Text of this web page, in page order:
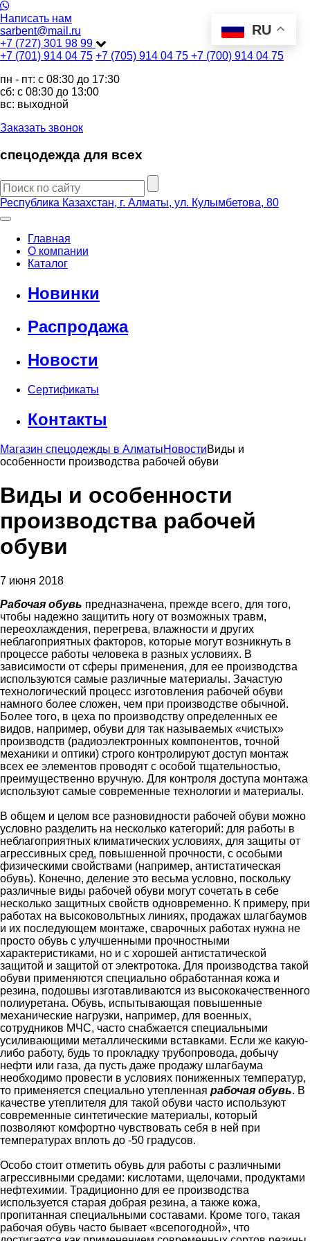
Написать нам
sarbent@mail.ru
+7 (727) 301 98 99
+7 (701) 914 04 75 +7 (705) 914 04 75 +7 (700) 914 04 75
пн - пт: c 08:30 до 17:30
сб: c 08:30 до 13:00
вс: выходной
Заказать звонок
спецодежда для всех
Республика Казахстан, г. Алматы, ул. Кулымбетова, 80
Главная
О компании
Каталог
Новинки
Распродажа
Новости
Сертификаты
Контакты
Магазин спецодежды в АлматыНовостиВиды и
особенности производства рабочей обуви
Виды и особенности
производства рабочей
обуви
7 июня 2018
Рабочая обувь предназначена, прежде всего, для того,
чтобы надежно защитить ногу от возможных травм,
переохлаждения, перегрева, влажности и других
неблагоприятных факторов, которые могут возникнуть в
процессе работы человека в разных условиях. В
зависимости от сферы применения, для ее производства
используются самые различные материалы. Зачастую
технологический процесс изготовления рабочей обуви
намного более сложен, чем при производстве обычной.
Более того, в цеха по производству определенных ее
видов, например, обуви для так называемых «чистых»
производств (радиоэлектронных компонентов, точной
механики и оптики) строго контролируют доступ монтаж
всех ее элементов проводят с особой тщательностью,
преимущественно вручную. Для контроля доступа монтажа
используют самые современные технологии и материалы.
В общем и целом все разновидности рабочей обуви можно
условно разделить на несколько категорий: для работы в
неблагоприятных климатических условиях, для защиты от
агрессивных сред, повышенной прочности, с особыми
физическими свойствами (например, антистатическая
обувь). Конечно, деление это весьма условно, поскольку
различные виды рабочей обуви могут сочетать в себе
несколько защитных свойств одновременно. К примеру, при
работах на высоковольтных линиях, продажах шлагбаумов
и их последующем монтаже, сварочных работах нужна не
просто обувь с улучшенными прочностными
характеристиками, но и с хорошей антистатической
защитой и защитой от электротока. Для производства такой
обуви применяются специально обработанная кожа и
резина, подошвы изготавливаются из высококачественного
полиуретана. Обувь, испытывающая повышенные
механические нагрузки, например, для военных,
сотрудников МЧС, часто снабжается специальными
усиливающими металлическими вставками. Если же какую-
либо работу, будь то прокладку трубопровода, добычу
нефти или газа, да пусть даже продажу шлагбаума
необходимо провести в условиях пониженных температур,
то применяется специально утепленная рабочая обувь. В
качестве утеплителя для такой обуви часто используют
современные синтетические материалы, который
позволяют комфортно чувствовать себя в ней при
температурах вплоть до -50 градусов.
Особо стоит отметить обувь для работы с различными
агрессивными средами: кислотами, щелочами, продуктами
нефтехимии. Традиционно для ее производства
используется старая добрая резина, а также кожа,
пропитанная специальными составами. Кроме того, такая
рабочая обувь часто бывает «всепогодной», что
RU